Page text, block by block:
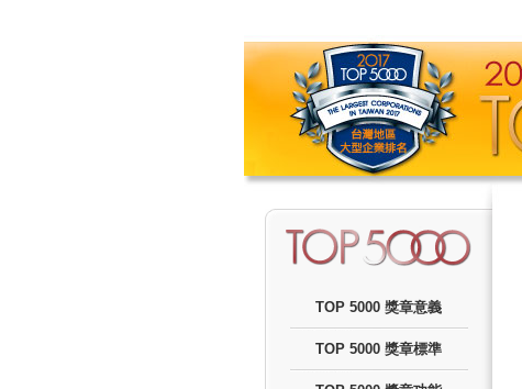
TOP 5000 獎章意義
TOP 5000 獎章標準